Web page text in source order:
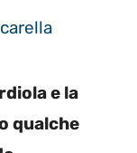
e la
qualche